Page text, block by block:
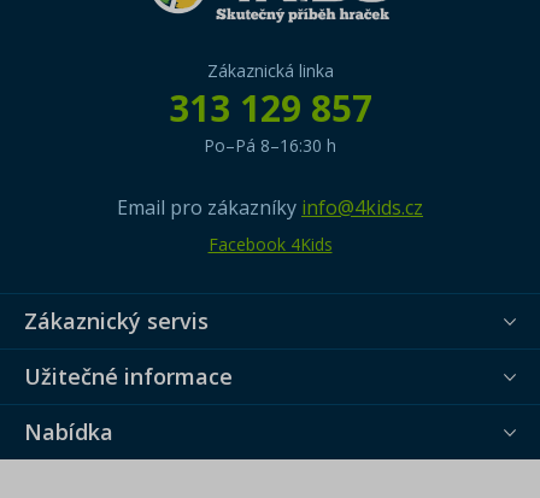
Zákaznická linka
313 129 857
Po–Pá 8–16:30 h
Email pro zákazníky info@4kids.cz
Facebook 4Kids
Zákaznický servis
Užitečné informace
Nabídka